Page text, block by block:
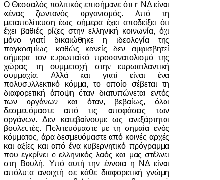
Ο Θεσσαλός πολιτικός επισήμανε ότι η ΝΔ είναι
«ένας ζωντανός οργανισμός. Από τη
μεταπολίτευση έως σήμερα έχει αποδείξει ότι
έχει βαθιές ρίζες στην ελληνική κοινωνία, όχι
μόνο γιατί δικαιώθηκε η ιδεολογία της
παγκοσμίως, καθώς κανείς δεν αμφισβητεί
σήμερα τον ευρωπαϊκό προσανατολισμό της
χώρας, τη συμμετοχή στην ευρωατλαντική
συμμαχία. Αλλά και γιατί είναι ένα
πολυσυλλεκτικό κόμμα, το οποίο σέβεται τη
διαφορετική άποψη όταν διατυπώνεται εντός
των οργάνων και όταν, βεβαίως, όλοι
δεσμευόμαστε από τις αποφάσεις των
οργάνων. Δεν κατεβαίνουμε ως ανεξάρτητοι
βουλευτές. Πολιτευόμαστε με τη σημαία ενός
κόμματος, άρα δεσμευόμαστε από κοινές αρχές
και αξίες και από ένα κυβερνητικό πρόγραμμα
που εγκρίνει ο ελληνικός λαός και μας στέλνει
στη Βουλή. Υπό αυτή την έννοια η ΝΔ είναι
απόλυτα ανοιχτή σε κάθε διαφορετική γνώμη